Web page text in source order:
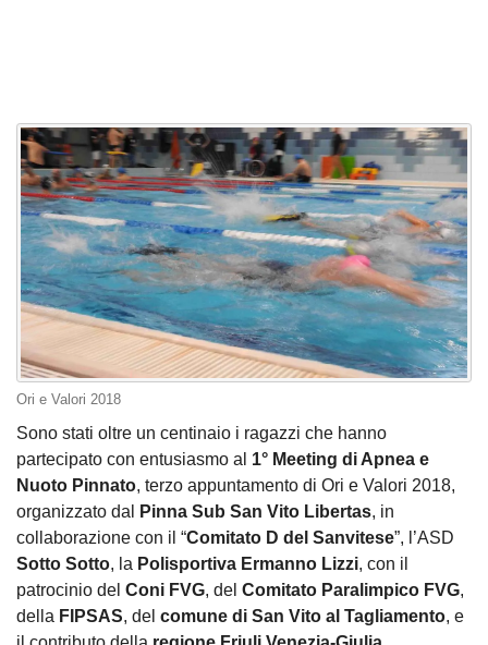
Ori e Valori 2018
Sono stati oltre un centinaio i ragazzi che hanno
partecipato con entusiasmo al 1° Meeting di Apnea e
Nuoto Pinnato, terzo appuntamento di Ori e Valori 2018,
organizzato dal
Pinna Sub San Vito Libertas, in
collaborazione con il “Comitato D del Sanvitese”, l’ASD
Sotto Sotto, la Polisportiva Ermanno Lizzi, con il
patrocinio del Coni FVG, del Comitato Paralimpico FVG,
della FIPSAS, del comune di San Vito al Tagliamento, e